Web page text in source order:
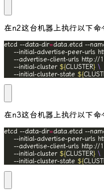
在n2这台机器上执行以下命
etcd --data-dir=data.etcd --
--initial-advertise-peer-
--advertise-client-urls
	--initial-cluster
${CLUSTER}
	--initial-cluster-state
${
在n3这台机器上执行以下命
etcd --data-dir=data.etcd --
--initial-advertise-peer-
--advertise-client-urls
	--initial-cluster
${CLUSTER}
	--initial-cluster-state
${